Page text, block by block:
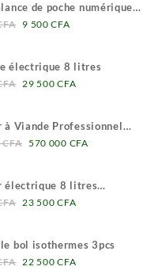
de poche numérique
Le
était :
12
9 500CFALe
est :
9
électrique 8 litres
Le
était :
37
29 500CFALe
est :
29
à Viande Professionnel
32L
CFA Le
était :
650
570 000 CFALe
est :
électrique 8 litres
Le
était :
28
23 500CFALe
est :
23
bol isothermes 3pcs
Le
22 500CFALe